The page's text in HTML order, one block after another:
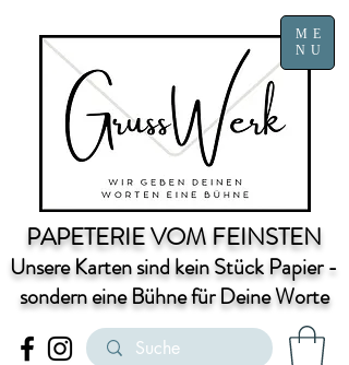
PAPETERIE VOM FEINSTEN
Unsere Karten sind kein Stück Papier -
sondern eine Bühne für Deine Worte
ME
NU